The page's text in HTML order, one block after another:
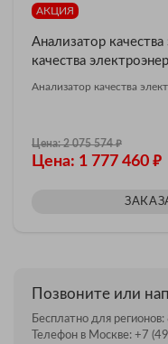
АКЦИЯ
Анализатор
качества
Анализатор качества
Цена: 2 075 574₽
Цена: 1 777 460 ₽
Позвоните или
Бесплатно для регионов:
Телефон в Москве: +7